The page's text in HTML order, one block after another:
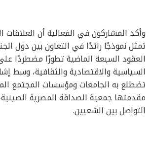
وأكد المشاركون في الفعالية أن العلاقات
تمثل نموذجًا رائدًا في التعاون بين دول
العقود السبعة الماضية تطورًا مضطردًا
السياسية والاقتصادية والثقافية، وسط
تضطلع به الجامعات ومؤسسات المجتمع
مقدمتها جمعية الصداقة المصرية
التواصل بين الشعبين.